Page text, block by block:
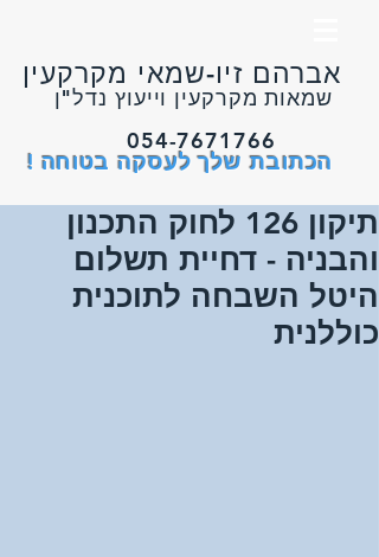
054-7671766
הכתובת שלך לעסקה בטוחה !
​ ​תיקון 126 לחוק התכנון
והבניה - דחיית תשלום
היטל השבחה לתוכנית
כוללנית​​